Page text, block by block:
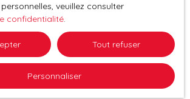
veuillez consulter
confidentialité.
Tout refuser
Personnaliser